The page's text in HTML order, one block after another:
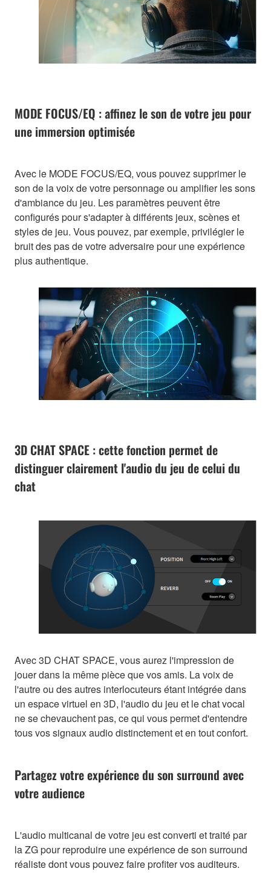
MODE FOCUS/EQ : affinez le son de votre jeu pour
une immersion optimisée
Avec le MODE FOCUS/EQ, vous pouvez supprimer le
son de la voix de votre personnage ou amplifier les sons
d'ambiance du jeu. Les paramètres peuvent être
configurés pour s'adapter à différents jeux, scènes et
styles de jeu. Vous pouvez, par exemple, privilégier le
bruit des pas de votre adversaire pour une expérience
plus authentique.
3D CHAT SPACE : cette fonction permet de
distinguer clairement l'audio du jeu de celui du
chat
Avec 3D CHAT SPACE, vous aurez l'impression de
jouer dans la même pièce que vos amis. La voix de
l'autre ou des autres interlocuteurs étant intégrée dans
un espace virtuel en 3D, l'audio du jeu et le chat vocal
ne se chevauchent pas, ce qui vous permet d'entendre
tous vos signaux audio distinctement et en tout confort.
Partagez votre expérience du son surround avec
votre audience
L'audio multicanal de votre jeu est converti et traité par
la ZG pour reproduire une expérience de son surround
réaliste dont vous pouvez faire profiter vos auditeurs.